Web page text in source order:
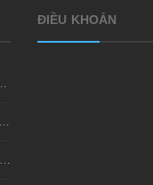
ĐIỀU KHOẢN